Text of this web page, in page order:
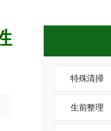
特殊清掃
生前整理